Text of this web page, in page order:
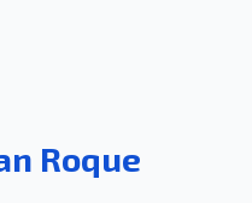
Roque